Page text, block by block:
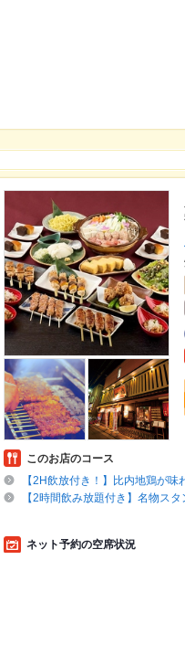
このお店のコース
【2H飲放付き！】比内地鶏が
【2時間飲み放題付き】名物ス
ネット予約の空席状況